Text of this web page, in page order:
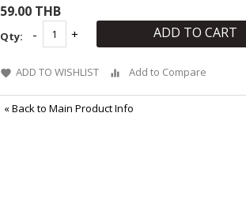
59.00 THB
Qty: ADD TO CART
ADD TO WISHLIST Add to Compare
«Back to Main Product Info